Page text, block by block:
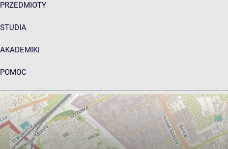
PRZEDMIOTY
STUDIA
AKADEMIKI
POMOC
ARCHIWUM PRAC DYPLOMOWYCH